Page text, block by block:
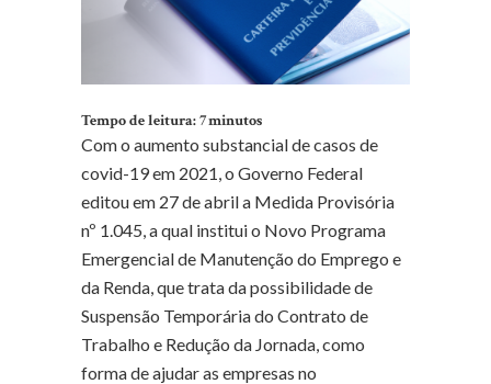
Tempo de leitura:7minutos
Com o aumento substancial de casos de
covid-19 em 2021, o Governo Federal
editou em 27 de abril a Medida Provisória
nº 1.045, a qual institui o Novo Programa
Emergencial de Manutenção do Emprego e
da Renda, que trata da possibilidade de
Suspensão Temporária do Contrato de
Trabalho e Redução da Jornada, como
forma de ajudar as empresas no